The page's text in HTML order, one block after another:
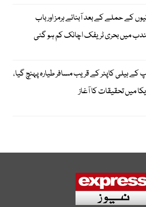
کے حملے کے بعد آبنائے ہرمز اور باب
میں بحری ٹریفک اچانک کم ہو گئی
کے ہیلی کاپٹر کے قریب مسافر طیارہ پہنچ گیا،
میں تحقیقات کا آغاز